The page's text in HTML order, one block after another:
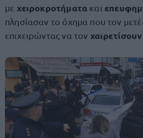
με χειροκροτήματα και
πλησίασαν το όχημα που τον
επιχειρώντας να τον χαιρετίσουν